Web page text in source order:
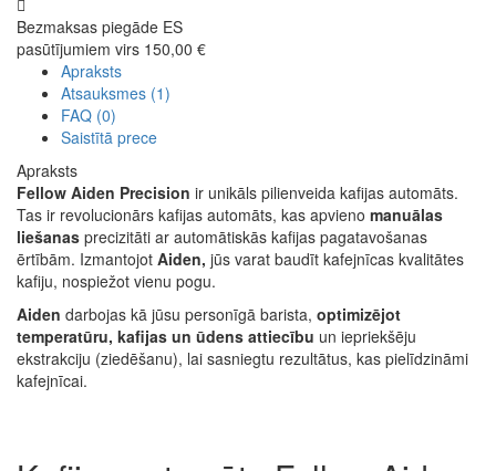
Bezmaksas piegāde ES
pasūtījumiem virs 150,00 €
Apraksts
Atsauksmes (1)
FAQ (0)
Saistītā prece
Apraksts
Fellow Aiden Precision ir unikāls pilienveida kafijas automāts.
Tas ir revolucionārs kafijas automāts, kas apvieno manuālas
liešanas precizitāti ar automātiskās kafijas pagatavošanas
ērtībām. Izmantojot Aiden, jūs varat baudīt kafejnīcas kvalitātes
kafiju, nospiežot vienu pogu.
Aiden darbojas kā jūsu personīgā barista, optimizējot
temperatūru, kafijas un ūdens attiecību un iepriekšēju
ekstrakciju (ziedēšanu), lai sasniegtu rezultātus, kas pielīdzināmi
kafejnīcai.